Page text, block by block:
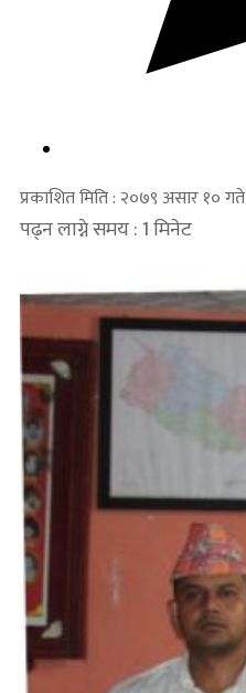
प्रकाशित मिति : २०७९ असार १० गते
पढ्न लाग्ने समय : 1 मिनेट